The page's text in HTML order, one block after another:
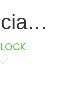
LOCK